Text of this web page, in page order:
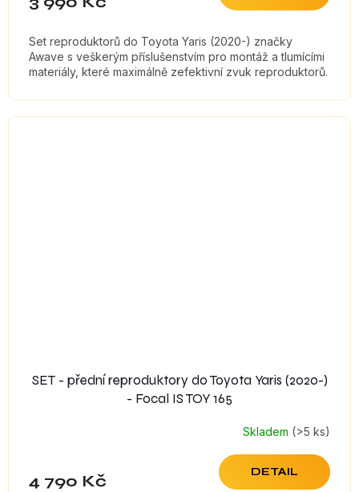
Set reproduktorů do Toyota Yaris (2020-) značky
Awave s veškerým příslušenstvím pro montáž a tlumícími
materiály, které maximálně zefektivní zvuk reproduktorů.
SET - přední reproduktory do Toyota Yaris (2020-)
- Focal IS TOY 165
Skladem (>5 ks)
4 790 Kč DETAIL